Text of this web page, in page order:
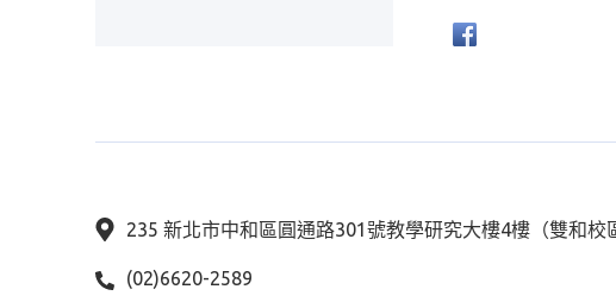
235 新北市中和區圓通路301號教學研究大樓4樓（雙和校
(02)6620-2589